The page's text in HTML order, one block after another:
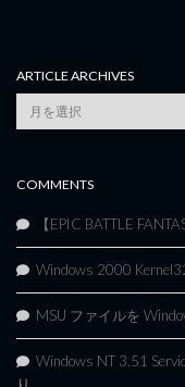
ARTICLE ARCHIVES
Article
Archives
COMMENTS
【EPIC BATTLE
Windows 2000
MSU ファイルを
Windows NT 3.51